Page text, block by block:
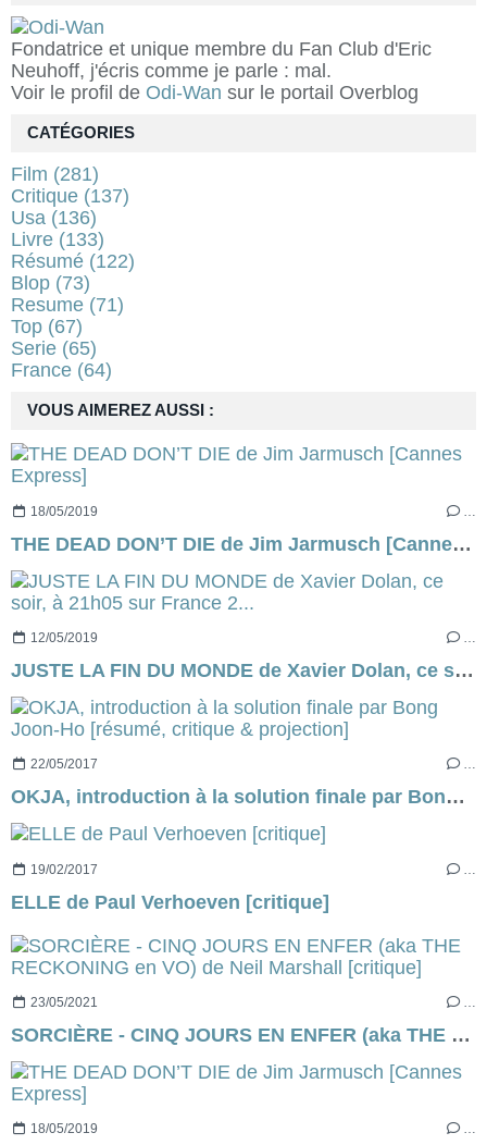
Fondatrice et unique membre du Fan Club d'Eric
Neuhoff, j'écris comme je parle : mal.
Voir le profil de Odi-Wan sur le portail Overblog
VOUS AIMEREZ AUSSI :
18/05/2019
THE DEAD DON’T DIE de Jim Jarmusch [Cannes Express]
12/05/2019 …
JUSTE LA FIN DU MONDE de Xavier Dolan, ce soir, à 21h05 sur France 2...
22/05/2017 …
OKJA, introduction à la solution finale par Bong Joon-Ho [résumé, critique & projection]
19/02/2017
ELLE de Paul Verhoeven [critique]
23/05/2021 …
SORCIÈRE - CINQ JOURS EN ENFER (aka THE RECKONING en VO) de Neil Marshall [critique]
18/05/2019 …
CATÉGORIES
Film (281)
Critique (137)
Usa (136)
Livre (133)
Résumé (122)
Blop (73)
Resume (71)
Top (67)
Serie (65)
France (64)